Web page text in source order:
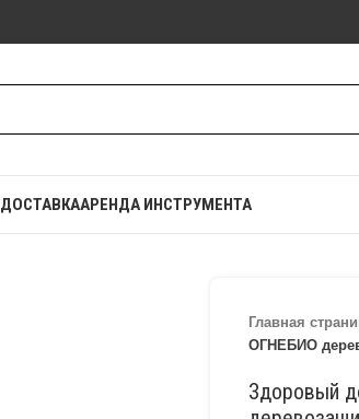
ДОСТАВКААРЕНДА ИНСТРУМЕНТА
Главная
ОГНЕБИО
Здоровый